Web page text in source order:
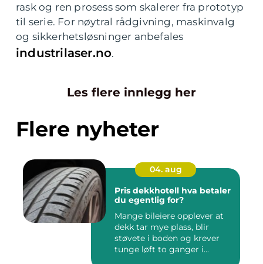
rask og ren prosess som skalerer fra prototyp
til serie. For nøytral rådgivning, maskinvalg
og sikkerhetsløsninger anbefales
industrilaser.no.
Les flere innlegg her
Flere nyheter
04. aug
Pris dekkhotell hva betaler
du egentlig for?
Mange bileiere opplever at
dekk tar mye plass, blir
støvete i boden og krever
tunge løft to ganger i...